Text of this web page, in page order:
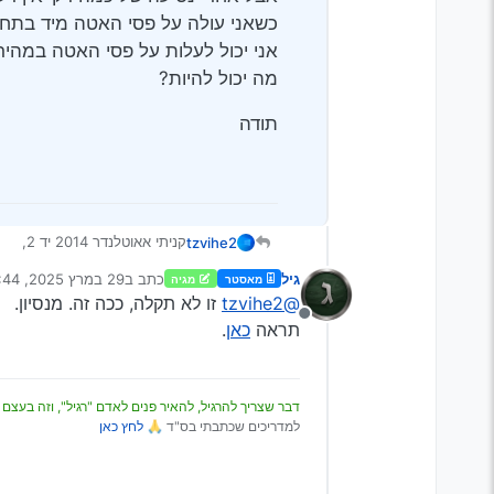
אני יכול לעלות על פסי האטה במהירות 40 קמ"ש ולא יהיה
מה יכול להיות?
תודה
tzvihe2קניתי אאוטלנדר 2014 יד 2,
אבל אחרי נסיעה של כמה דק’
תודה
מנותק
גיל מאסטר מגיה כתב ב29 במרץ 2025, 22:44
נערך לאחרונה על ידי
@tzvihe2
זו לא תקלה, ככה זה. מנסיון.
תראה כאן.
דבר שצריך להרגיל, להאיר פנים לאדם "רגיל", וזה בעצם
למדריכים שכתבתי בס"ד 🙏 לחץ כאן